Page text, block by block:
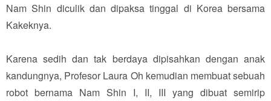
Nam Shin diculik dan dipaksa tinggal di Korea bersama
Kakeknya.
Karena sedih dan tak berdaya dipisahkan dengan anak
kandungnya, Profesor Laura Oh kemudian membuat sebuah
robot bernama Nam Shin I, II, III yang dibuat semirip